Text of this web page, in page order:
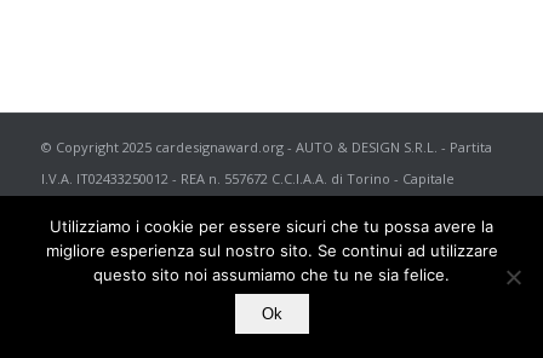
© Copyright 2025 cardesignaward.org - AUTO & DESIGN S.R.L. - Partita
I.V.A. IT02433250012 - REA n. 557672 C.C.I.A.A. di Torino - Capitale
Utilizziamo i cookie per essere sicuri che tu possa avere la
migliore esperienza sul nostro sito. Se continui ad utilizzare
questo sito noi assumiamo che tu ne sia felice.
Ok